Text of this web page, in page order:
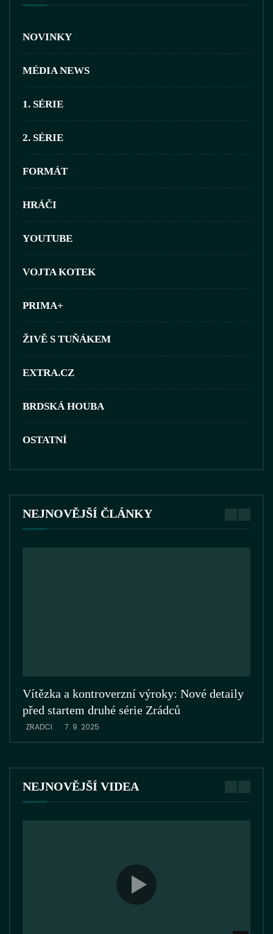
NOVINKY
MÉDIA NEWS
1. SÉRIE
2. SÉRIE
FORMÁT
HRÁČI
YOUTUBE
VOJTA KOTEK
PRIMA+
ŽIVĚ S TUŇÁKEM
EXTRA.CZ
BRDSKÁ HOUBA
OSTATNÍ
NEJNOVĚJŠÍ ČLÁNKY
Vítězka a kontroverzní výroky: Nové detaily
před startem druhé série Zrádců
ZRADCI 7. 9. 2025
NEJNOVĚJŠÍ VIDEA